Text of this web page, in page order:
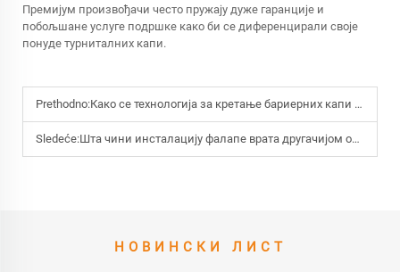
Премијум произвођачи често пружају дуже гаранције и
побољшане услуге подршке како би се диференцирали своје
понуде турниталних капи.
Prethodno:Како се технологија за кретање бариерних капи упоређује са вртежним капима?
Sledeće:Шта чини инсталацију фалапе врата другачијом од других?
НОВИНСКИ ЛИСТ